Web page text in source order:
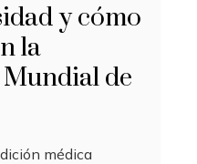
y cómo
la
de
médica